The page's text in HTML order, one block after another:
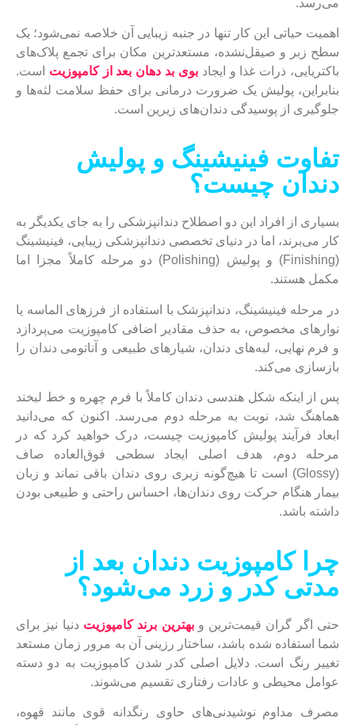
اهمیت حیاتی این کار تنها در جنبه زیبایی آن خلاصه نمی‌شود؛ یک
سطح زبر و صیقل‌نشده، مستعدترین مکان برای تجمع پلاک‌های
باکتریایی، ذرات غذا و ایجادبوی بد دهان بعد از کامپوزیت است.
بنابراین، پولیش یک ضرورت درمانی برای حفظ سلامت لثه‌ها و
جلوگیری از پوسیدگی دندان‌های زیرین است.
تفاوت فینیشینگ و پولیش
دندان چیست؟
بسیاری از افراد این دو اصطلاح دندانپزشکی را به جای یکدیگر به
کار می‌برند، اما در دنیای تخصصی دندانپزشکی زیبایی، فینیشینگ
(Finishing) و پولیش (Polishing) دو مرحله کاملاً مجزا اما
مکمل هستند.
در مرحله فینیشینگ، دندانپزشک با استفاده از فرزهای الماسه یا
نوار‌های مخصوص، به حذف مقادیر اضافی کامپوزیت می‌پردازد
و فرم نهایی، لبه‌های دندان، شیارهای طبیعی و آناتومی دندان را
بازسازی می‌کند.
پس از اینکه شکل هندسی دندان کاملاً با فرم چهره و خط لبخند
هماهنگ شد، نوبت به مرحله دوم می‌رسد. اکنون که می‌دانید
ابعاد فرآیند پولیش کامپوزیت چیست، درک خواهید کرد که در
مرحله دوم، هدف اصلی ایجاد سطحی فوق‌العاده صاف
(Glossy) است تا هیچ‌گونه زبری روی دندان باقی نماند و زبان
بیمار هنگام حرکت روی دندان‌ها، احساس راحتی و طبیعی بودن
داشته باشد.
چرا کامپوزیت دندان بعد از
مدتی کدر و زرد می‌شود؟
حتی اگر گران‌ قیمت‌ترین و بهترین برند کامپوزیت دنیا نیز برای
شما استفاده شده باشد، ساختار رزینی آن به مرور زمان مستعد
تغییر رنگ است. دلایل اصلی کدر شدن کامپوزیت به دو دسته
عوامل محیطی و عادات رفتاری تقسیم می‌شوند.
مصرف مداوم نوشیدنی‌های حاوی رنگدانه قوی مانند قهوه،